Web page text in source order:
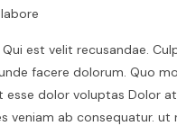
est velit recusandae.
facere dolorum. Quo
esse dolor voluptas Dolor
veniam ab consequatur.